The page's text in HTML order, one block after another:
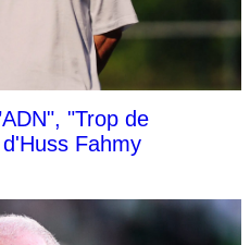
"Trop de
Fahmy